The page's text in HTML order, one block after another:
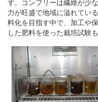
力が旺盛で地域に溢れてい
料化を目指す中で、加工や
した肥料を使った栽培試験